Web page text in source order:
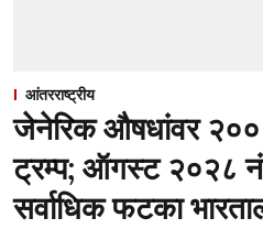
आंतरराष्ट्रीय
जेनेरिक औषधांवर
ट्रम्प; ऑगस्ट २०२८
सर्वाधिक फटका